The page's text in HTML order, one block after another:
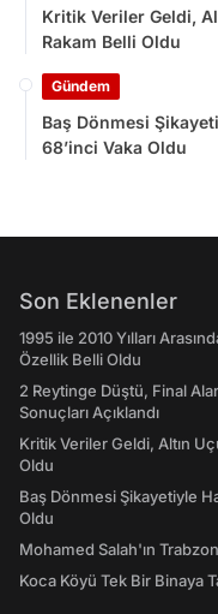
Kritik Veriler Geldi,
Rakam Belli Oldu
Gündem
Baş Dönmesi
68’inci Vaka Oldu
Son Eklenenler
1995 ile 2010 Yılları
Özellik Belli Oldu
2 Reytinge Düştü, Final
Sonuçları Açıklandı
Kritik Veriler Geldi, Altın
Oldu
Baş Dönmesi Şikayetiyle
Oldu
Mohamed Salah'ın
Koca Köyü Tek Bir Binaya